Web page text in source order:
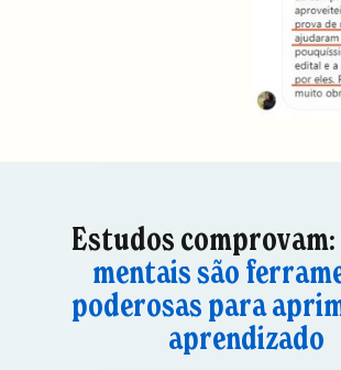
Estudos comprovam:
mentais são
poderosas para
aprendizado